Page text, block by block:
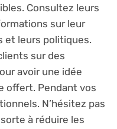
Consultez leurs
sur leur
et leurs politiques.
sur des
avoir une idée
offert. Pendant vos
N’hésitez pas
à réduire les